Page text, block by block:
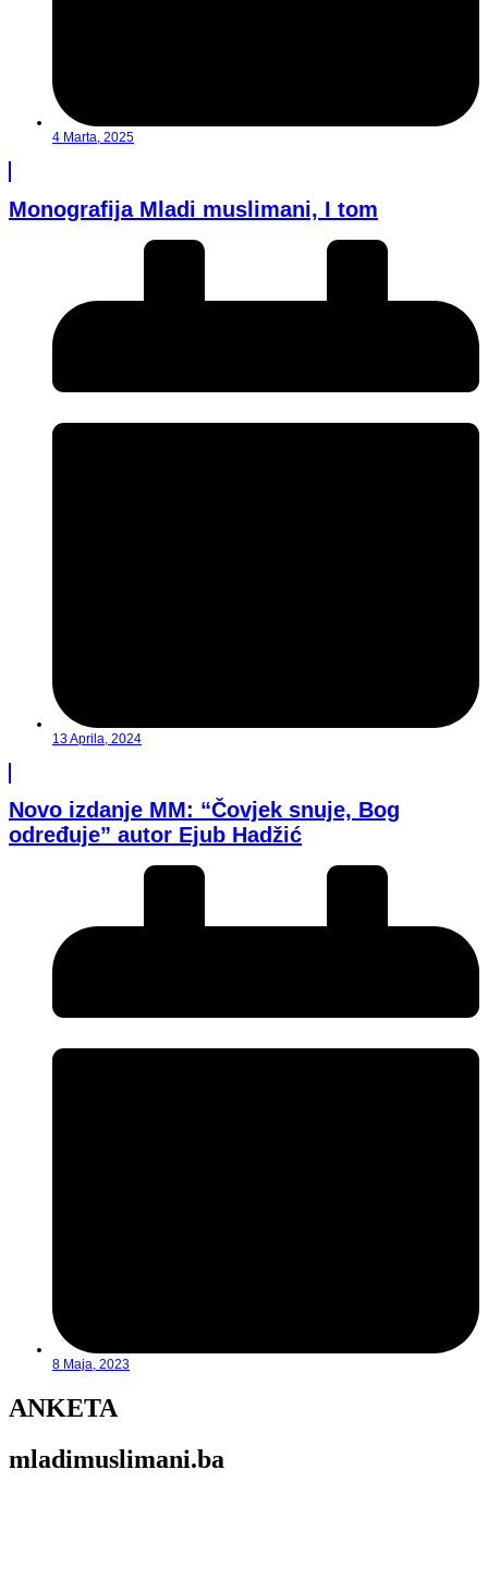
4 Marta, 2025
Monografija Mladi muslimani, I tom
13 Aprila, 2024
Novo izdanje MM: “Čovjek snuje, Bog
određuje” autor Ejub Hadžić
8 Maja, 2023
ANKETA
mladimuslimani.ba